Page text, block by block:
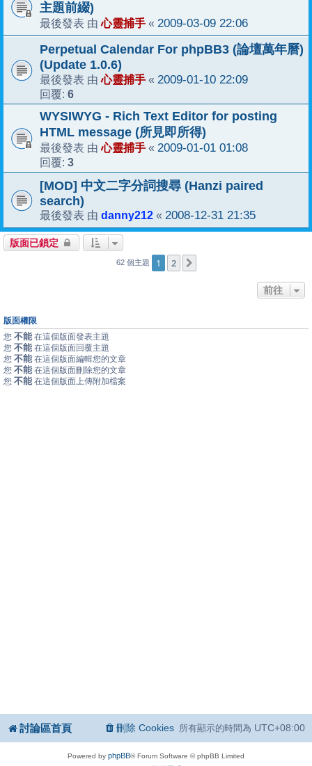
主題前綴)
最後發表 由心靈捕手 « 2009-03-09 22:06
Perpetual Calendar For phpBB3 (論壇萬年曆)
(Update 1.0.6)
最後發表 由心靈捕手 « 2009-01-10 22:09
回覆: 6
WYSIWYG - Rich Text Editor for posting
HTML message (所見即所得)
最後發表 由心靈捕手 « 2009-01-01 01:08
回覆: 3
[MOD] 中文二字分詞搜尋 (Hanzi paired
search)
最後發表 由 danny212 « 2008-12-31 21:35
版面已鎖定
62 個主題 1 2
前往
版面權限
您 不能 在這個版面發表主題
您 不能 在這個版面回覆主題
您 不能 在這個版面編輯您的文章
您 不能 在這個版面刪除您的文章
您 不能 在這個版面上傳附加檔案
討論區首頁 所有顯示的時間為 UTC+08:00
刪除 Cookies
Powered by phpBB® Forum Software © phpBB Limited